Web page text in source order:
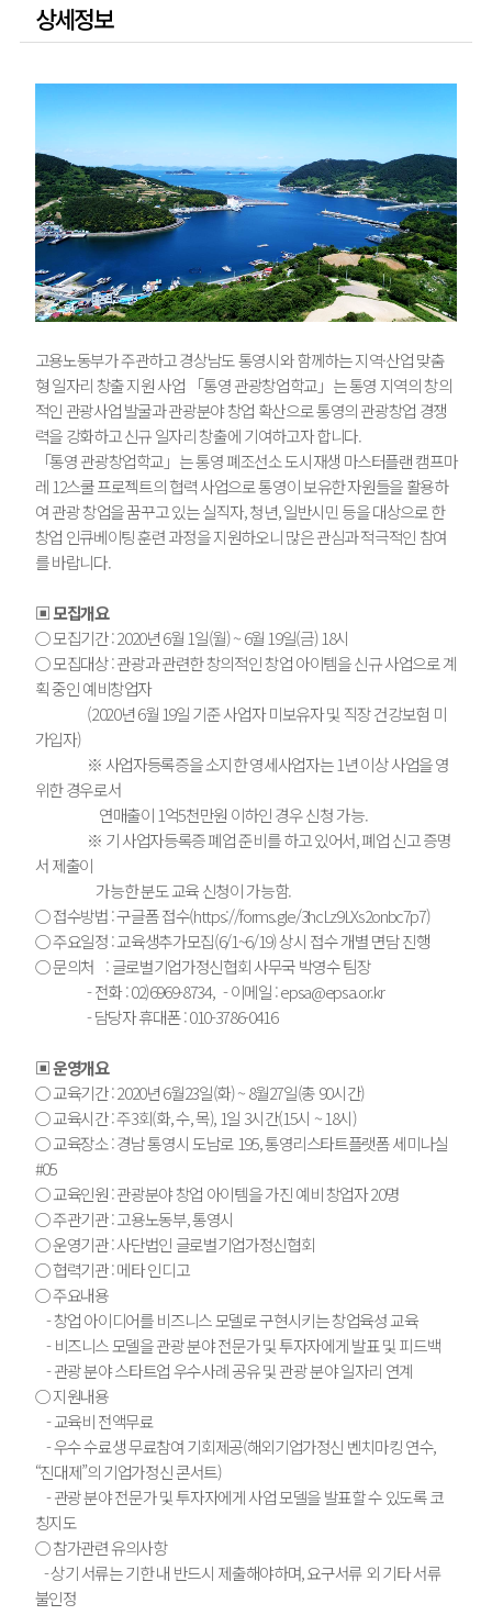
상세정보
고용노동부가 주관하고 경상남도 통영시와 함께하는 지역·산업 맞춤
형 일자리 창출 지원 사업 「통영 관광창업학교」는 통영 지역의 창의
적인 관광사업 발굴과 관광분야 창업 확산으로 통영의 관광창업 경쟁
력을 강화하고 신규 일자리 창출에 기여하고자 합니다.
「통영 관광창업학교」는 통영 폐조선소 도시재생 마스터플랜 캠프마
레 12스쿨 프로젝트의 협력 사업으로 통영이 보유한 자원들을 활용하
여 관광 창업을 꿈꾸고 있는 실직자, 청년, 일반시민 등을 대상으로 한
창업 인큐베이팅 훈련 과정을 지원하오니 많은 관심과 적극적인 참여
를 바랍니다.
▣ 모집개요
○ 모집기간 : 2020년 6월 1일(월) ~ 6월 19일(금) 18시
○ 모집대상 : 관광과 관련한 창의적인 창업 아이템을 신규 사업으로 계
획 중인 예비창업자
(2020년 6월 19일 기준 사업자 미보유자 및 직장 건강보험 미
가입자)
※ 사업자등록증을 소지한 영세사업자는 1년 이상 사업을 영
위한 경우로서
연매출이 1억5천만원 이하인 경우 신청 가능.
※ 기 사업자등록증 폐업 준비를 하고 있어서, 폐업 신고 증명
서 제출이
가능한 분도 교육 신청이 가능함.
○ 접수방법 : 구글폼 접수(https://forms.gle/3hcLz9LXs2onbc7p7)
○ 주요일정 : 교육생추가모집(6/1~6/19) 상시 접수 개별 면담 진행
○ 문의처 : 글로벌기업가정신협회 사무국 박영수 팀장
- 전화 : 02)6969-8734, - 이메일 : epsa@epsa.or.kr
- 담당자 휴대폰 : 010-3786-0416
▣ 운영개요
○ 교육기간 : 2020년 6월23일(화) ~ 8월27일(총 90시간)
○ 교육시간 : 주3회(화, 수, 목), 1일 3시간(15시 ~ 18시)
○ 교육장소 : 경남 통영시 도남로 195, 통영리스타트플랫폼 세미나실
#05
○ 교육인원 : 관광분야 창업 아이템을 가진 예비 창업자 20명
○ 주관기관 : 고용노동부, 통영시
○ 운영기관 : 사단법인 글로벌기업가정신협회
○ 협력기관 : 메타 인디고
○ 주요내용
- 창업 아이디어를 비즈니스 모델로 구현시키는 창업육성 교육
- 비즈니스 모델을 관광 분야 전문가 및 투자자에게 발표 및 피드백
- 관광 분야 스타트업 우수사례 공유 및 관광 분야 일자리 연계
○ 지원내용
- 교육비 전액무료
- 우수 수료생 무료참여 기회제공(해외기업가정신 벤치마킹 연수,
“진대제”의 기업가정신 콘서트)
- 관광 분야 전문가 및 투자자에게 사업 모델을 발표할 수 있도록 코
칭지도
○ 참가관련 유의사항
- 상기 서류는 기한 내 반드시 제출해야하며, 요구서류 외 기타 서류
불인정